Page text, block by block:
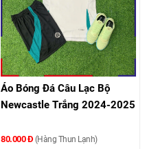
Áo Bóng Đá Câu Lạc Bộ
Newcastle Trắng 2024-2025
80.000 Đ (Hàng Thun Lạnh)